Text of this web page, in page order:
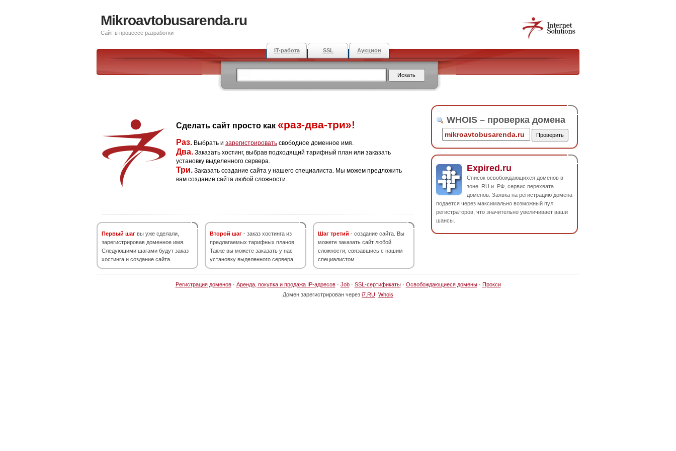
Mikroavtobusarenda.ru
Сайт в процессе разработки
IT-работа SSL Аукцион
Сделать сайт просто как «раз-два-три»!
Раз. Выбрать и зарегистрировать свободное доменное имя.
Два. Заказать хостинг, выбрав подходящий тарифный план или заказать
установку выделенного сервера.
Три. Заказать создание сайта у нашего специалиста. Мы можем предложить
вам создание сайта любой сложности.
Первый шаг вы уже сделали,
зарегистрировав доменное имя.
Следующими шагами будут заказ
хостинга и создание сайта.
Второй шаг - заказ хостинга из
предлагаемых тарифных планов.
Также вы можете заказать у нас
установку выделенного сервера.
Шаг третий - создание сайта. Вы
можете заказать сайт любой
сложности, связавшись с нашим
специалистом.
WHOIS – проверка домена
Expired.ru
Список освобождающихся доменов в
зоне .RU и .РФ, сервис перехвата
доменов. Заявка на регистрацию домена
подается через максимально возможный пул
регистраторов, что значительно увеличивает ваши
шансы.
Регистрация доменов· Аренда, покупка и продажа IP-адресов· Job· SSL-сертификаты· Освобождающиеся домены· Прокси
Домен зарегистрирован через i7.RU Whois